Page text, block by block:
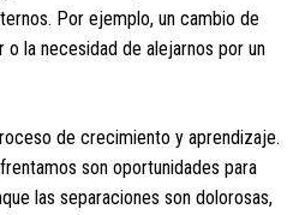
Por ejemplo, un cambio de
la necesidad de alejarnos por un
de crecimiento y aprendizaje.
son oportunidades para
las separaciones son dolorosas,